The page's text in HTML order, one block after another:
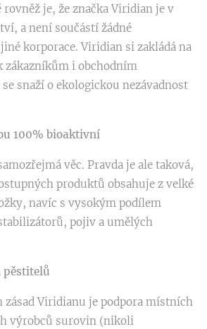
je, že značka Viridian je v
a není součástí žádné
korporace. Viridian si zakládá na
zákazníkům i obchodním
snaží o ekologickou nezávadnost
100% bioaktivní
věc. Pravda je ale taková,
produktů obsahuje z velké
navíc s vysokým podílem
pojiv a umělých
pěstitelů
zásad Viridianu je podpora místních
výrobců surovin (nikoli